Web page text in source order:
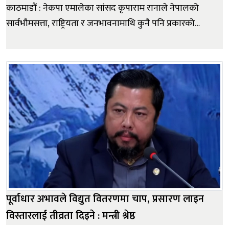
काठमाडौं : नेकपा एमालेका सांसद कृपाराम रानाले नेपालको
सार्वभौमसत्ता, राष्ट्रियता र जनभावनामाथि कुनै पनि प्रकारको
आधारमा कुनै राष्ट्र सानो वा ठूलो हुन सक्ने भए पनि
सार्वभौमसत्ता...
पूर्वाधार अभावले विद्युत वितरणमा चाप, प्रसारण लाइन
विस्तारलाई तीव्रता दिइने : मन्त्री श्रेष्ठ